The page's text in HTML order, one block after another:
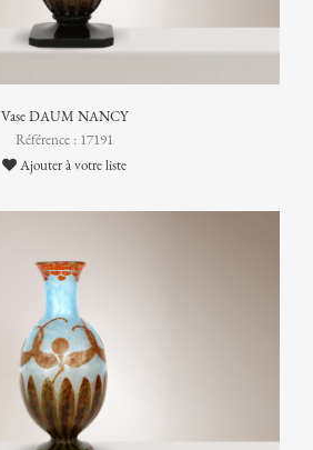
Vase DAUM NANCY
Référence : 17191
Ajouter à votre liste